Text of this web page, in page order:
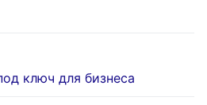
ключ для бизнеса